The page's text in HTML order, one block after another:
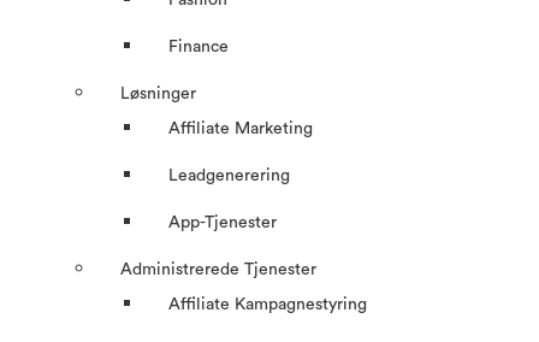
Finance
Løsninger
Affiliate Marketing
Leadgenerering
App-Tjenester
Administrerede Tjenester
Affiliate Kampagnestyring